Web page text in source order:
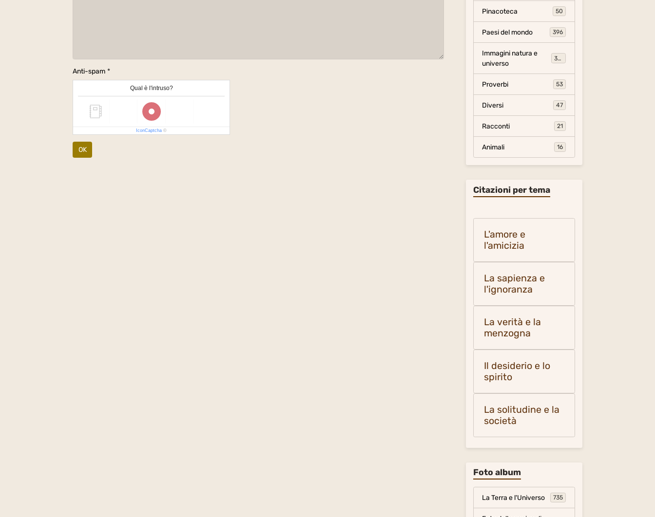
Anti-spam
Qual è l'intruso?
IconCaptcha ©
OK
Pinacoteca 50
Paesi del mondo 396
Immagini natura e
universo
306
Proverbi 53
Diversi 47
Racconti 21
Animali 16
Citazioni per tema
L'amore e
l'amicizia
La sapienza e
l'ignoranza
La verità e la
menzogna
Il desiderio e lo
spirito
La solitudine e la
società
Foto album
La Terra e l'Universo 735